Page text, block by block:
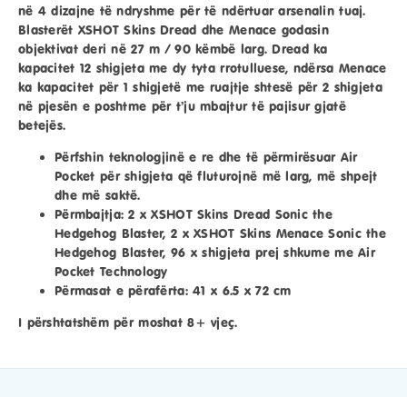
në 4 dizajne të ndryshme për të ndërtuar arsenalin tuaj.
Blasterët XSHOT Skins Dread dhe Menace godasin
objektivat deri në 27 m / 90 këmbë larg. Dread ka
kapacitet 12 shigjeta me dy tyta rrotulluese, ndërsa Menace
ka kapacitet për 1 shigjetë me ruajtje shtesë për 2 shigjeta
në pjesën e poshtme për t’ju mbajtur të pajisur gjatë
betejës.
Përfshin teknologjinë e re dhe të përmirësuar Air
Pocket për shigjeta që fluturojnë më larg, më shpejt
dhe më saktë.
Përmbajtja: 2 x XSHOT Skins Dread Sonic the
Hedgehog Blaster, 2 x XSHOT Skins Menace Sonic the
Hedgehog Blaster, 96 x shigjeta prej shkume me Air
Pocket Technology
Përmasat e përafërta: 41 x 6.5 x 72 cm
I përshtatshëm për moshat 8+ vjeç.